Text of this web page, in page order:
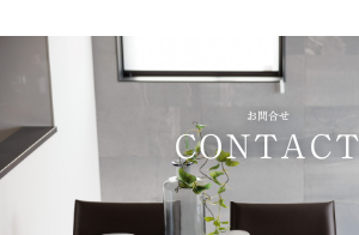
お問合せ
CONTACT